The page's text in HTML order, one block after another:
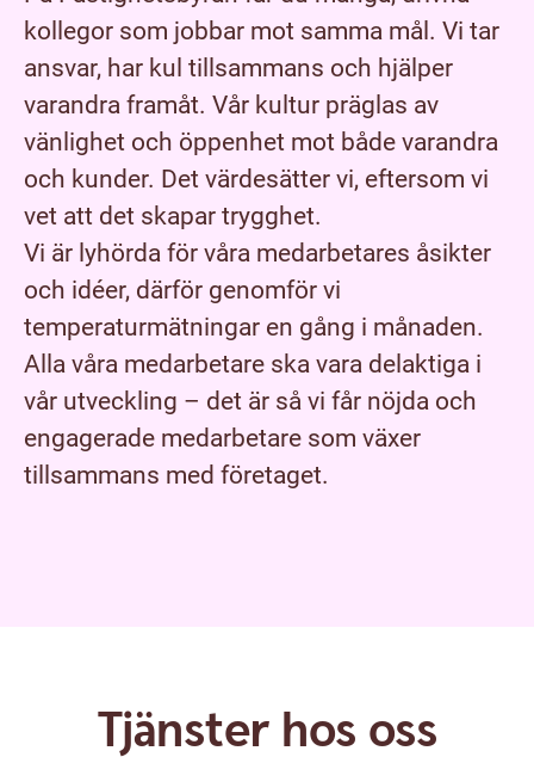
kollegor som jobbar mot samma mål. Vi tar
ansvar, har kul tillsammans och hjälper
varandra framåt. Vår kultur präglas av
vänlighet och öppenhet mot både varandra
och kunder. Det värdesätter vi, eftersom vi
vet att det skapar trygghet.
Vi är lyhörda för våra medarbetares åsikter
och idéer, därför genomför vi
temperaturmätningar en gång i månaden.
Alla våra medarbetare ska vara delaktiga i
vår utveckling – det är så vi får nöjda och
engagerade medarbetare som växer
tillsammans med företaget.
Tjänster hos oss